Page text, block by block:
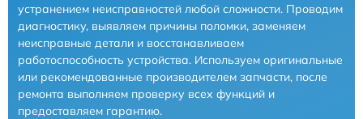
устранением неисправностей любой сложности. Проводим
диагностику, выявляем причины поломки, заменяем
неисправные детали и восстанавливаем
работоспособность устройства. Используем оригинальные
или рекомендованные производителем запчасти, после
ремонта выполняем проверку всех функций и
предоставляем гарантию.